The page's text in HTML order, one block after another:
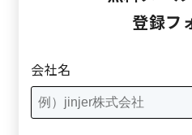
登録フ
会社名